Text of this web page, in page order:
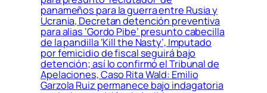
panameños para la guerra entre Rusia y
Ucrania, Decretan detención preventiva
para alias ‘Gordo Pibe’ presunto cabecilla
de la pandilla ‘Kill the Nasty’, Imputado
por femicidio de fiscal seguirá bajo
detención; así lo confirmó el Tribunal de
Apelaciones, Caso Rita Wald: Emilio
Garzola Ruiz permanece bajo indagatoria